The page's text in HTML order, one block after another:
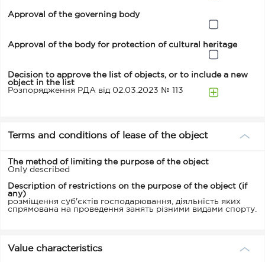
Approval of the governing body
Approval of the body for protection of cultural heritage
Decision to approve the list of objects, or to include a new
object in the list
Розпорядження РДА від 02.03.2023 № 113
Terms and conditions of lease of the object
The method of limiting the purpose of the object
Only described
Description of restrictions on the purpose of the object (if
any)
розміщення суб'єктів господарювання, діяльність яких
спрямована на проведення занять різними видами спорту.
Value characteristics